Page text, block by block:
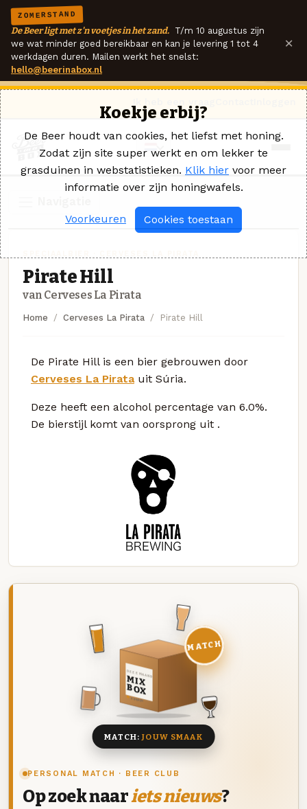
ZOMERSTAND
De Beer ligt met z'n voetjes in het zand. T/m 10 augustus zijn
we wat minder goed bereikbaar en kan je levering 1 tot 4
werkdagen duren. Mailen werkt het snelst:
hello@beerinabox.nl
×
Pirate Hill
van Cerveses La Pirata
Home Cerveses La Pirata Pirate Hill
De Pirate Hill is een bier gebrouwen door
Cerveses La Piratauit Súria.
Deze heeft een alcohol percentage van 6.0%.
De bierstijl komt van oorsprong uit .
PERSONAL MATCH · BEER CLUB
Op zoek naariets nieuws?
DEZE MAAND
MIX
BOX
8 BIEREN
MATCH
MATCH:JOUW SMAAK
Koekje erbij?
De Beer houdt van cookies, het liefst met honing.
Zodat zijn site super werkt en om lekker te
grasduinen in webstatistieken. Klik hier voor meer
informatie over zijn honingwafels.
Voorkeuren Cookies toestaan